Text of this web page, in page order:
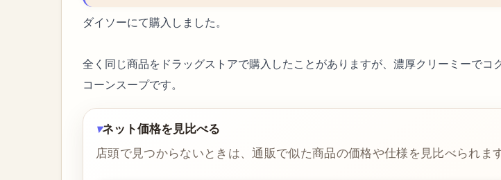
ダイソーにて購入しました。
全く同じ商品をドラッグストアで購入したことがありますが、濃厚クリーミーでコ
コーンスープです。
ネット価格を見比べる
店頭で見つからないときは、通販で似た商品の価格や仕様を見比べられます